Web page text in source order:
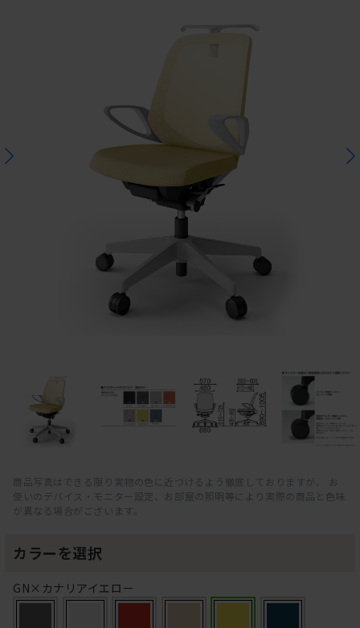
商品写真はできる限り実物の色に近づけるよう徹底しておりますが、 お
使いのデバイス・モニター設定、お部屋の照明等により実際の商品と色味
が異なる場合がございます。
カラーを選択
GN×カナリアイエロー